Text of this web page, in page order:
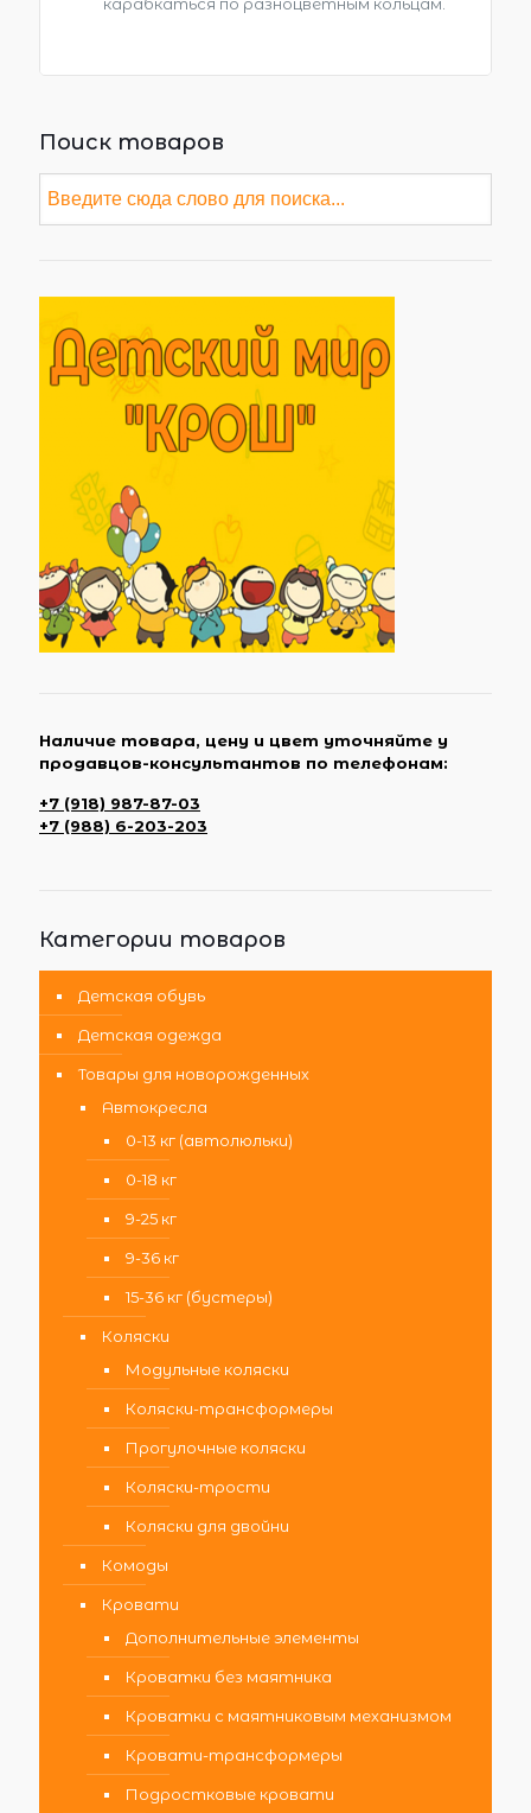
Поиск товаров
Наличие товара, цену и цвет уточняйте у
продавцов-консультантов по телефонам:
+7 (918) 987-87-03
+7 (988) 6-203-203
Категории товаров
Детская обувь
Детская одежда
Товары для новорожденных
Автокресла
0-13 кг (автолюльки)
0-18 кг
9-25 кг
9-36 кг
15-36 кг (бустеры)
Коляски
Модульные коляски
Коляски-трансформеры
Прогулочные коляски
Коляски-трости
Коляски для двойни
Комоды
Кровати
Дополнительные элементы
Кроватки без маятника
Кроватки с маятниковым механизмом
Кровати-трансформеры
Подростковые кровати